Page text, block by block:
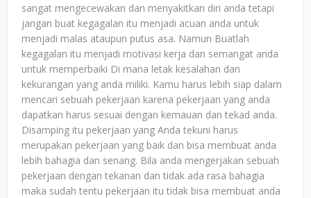
sangat mengecewakan dan menyakitkan diri anda tetapi
jangan buat kegagalan itu menjadi acuan anda untuk
menjadi malas ataupun putus asa. Namun Buatlah
kegagalan itu menjadi motivasi kerja dan semangat anda
untuk memperbaiki Di mana letak kesalahan dan
kekurangan yang anda miliki. Kamu harus lebih siap dalam
mencari sebuah pekerjaan karena pekerjaan yang anda
dapatkan harus sesuai dengan kemauan dan tekad anda.
Disamping itu pekerjaan yang Anda tekuni harus
merupakan pekerjaan yang baik dan bisa membuat anda
lebih bahagia dan senang. Bila anda mengerjakan sebuah
pekerjaan dengan tekanan dan tidak ada rasa bahagia
maka sudah tentu pekerjaan itu tidak bisa membuat anda